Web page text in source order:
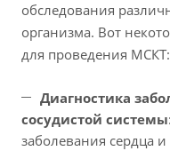
обследования
организма. Вот
для проведения МСКТ:
Диагностика
сосудистой системы
заболевания сердца и